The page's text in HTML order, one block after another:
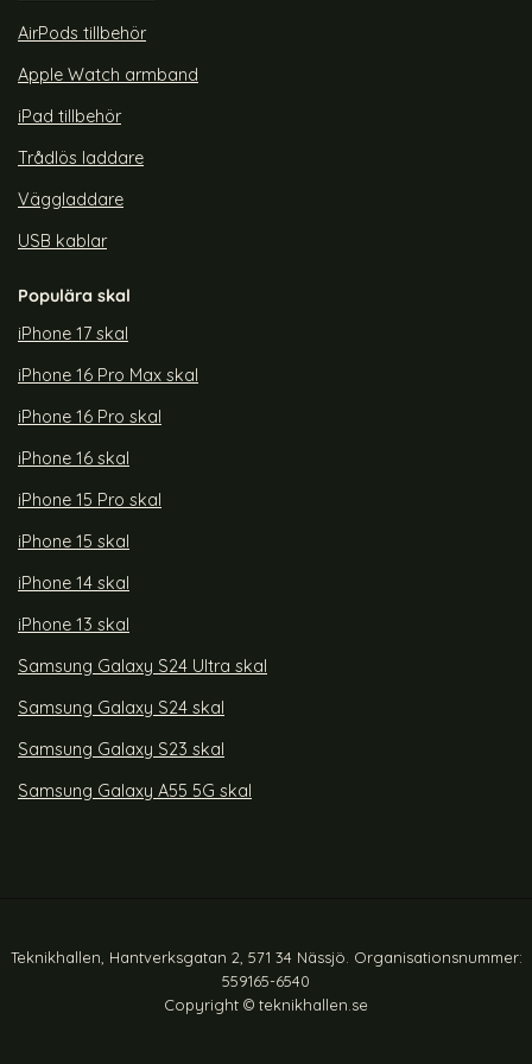
AirPods tillbehör
Apple Watch armband
iPad tillbehör
Trådlös laddare
Väggladdare
USB kablar
Populära skal
iPhone 17 skal
iPhone 16 Pro Max skal
iPhone 16 Pro skal
iPhone 16 skal
iPhone 15 Pro skal
iPhone 15 skal
iPhone 14 skal
iPhone 13 skal
Samsung Galaxy S24 Ultra skal
Samsung Galaxy S24 skal
Samsung Galaxy S23 skal
Samsung Galaxy A55 5G skal
Teknikhallen, Hantverksgatan 2, 571 34 Nässjö. Organisationsnummer:
559165-6540
Copyright © teknikhallen.se